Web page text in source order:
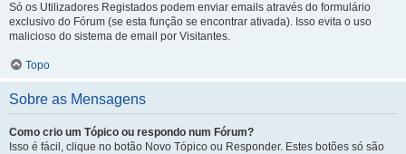
Só os Utilizadores Registados podem enviar emails através do formulário
exclusivo do Fórum (se esta função se encontrar ativada). Isso evita o uso
malicioso do sistema de email por Visitantes.
Topo
Sobre as Mensagens
Como crio um Tópico ou respondo num Fórum?
Isso é fácil, clique no botão Novo Tópico ou Responder. Estes botões só são